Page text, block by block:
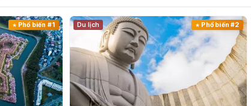
Phổ biến #1 Du lịch Phổ biến #2